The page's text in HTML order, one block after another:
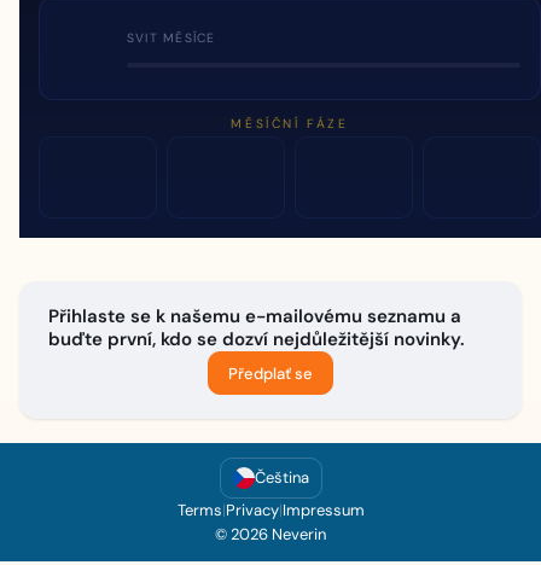
SVIT MĚSÍCE
MĚSÍČNÍ FÁZE
Přihlaste se k našemu e-mailovému seznamu a
buďte první, kdo se dozví nejdůležitější novinky.
Předplať se
Čeština
Terms|Privacy|Impressum
© 2026 Neverin